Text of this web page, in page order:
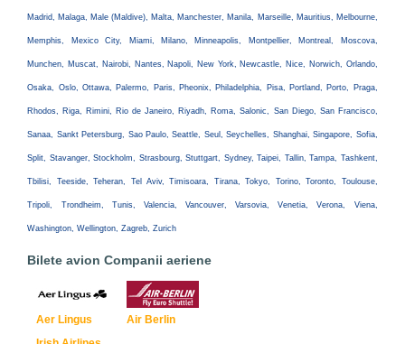
Madrid, Malaga, Male (Maldive), Malta, Manchester, Manila, Marseille, Mauritius, Melbourne,
Memphis, Mexico City, Miami, Milano, Minneapolis, Montpellier, Montreal, Moscova,
Munchen, Muscat, Nairobi, Nantes, Napoli, New York, Newcastle, Nice, Norwich, Orlando,
Osaka, Oslo, Ottawa, Palermo, Paris, Pheonix, Philadelphia, Pisa, Portland, Porto, Praga,
Rhodos, Riga, Rimini, Rio de Janeiro, Riyadh, Roma, Salonic, San Diego, San Francisco,
Sanaa, Sankt Petersburg, Sao Paulo, Seattle, Seul, Seychelles, Shanghai, Singapore, Sofia,
Split, Stavanger, Stockholm, Strasbourg, Stuttgart, Sydney, Taipei, Tallin, Tampa, Tashkent,
Tbilisi, Teeside, Teheran, Tel Aviv, Timisoara, Tirana, Tokyo, Torino, Toronto, Toulouse,
Tripoli, Trondheim, Tunis, Valencia, Vancouver, Varsovia, Venetia, Verona, Viena,
Washington, Wellington, Zagreb, Zurich
Bilete avion Companii aeriene
Aer Lingus
Air Berlin